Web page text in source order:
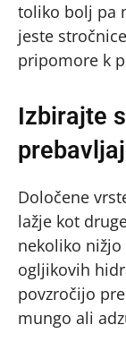
toliko bolj pa
jeste
pripomore k
Izbirajte
Določene
lažje kot
nekoliko
ogljikovih
povzročijo
mungo ali